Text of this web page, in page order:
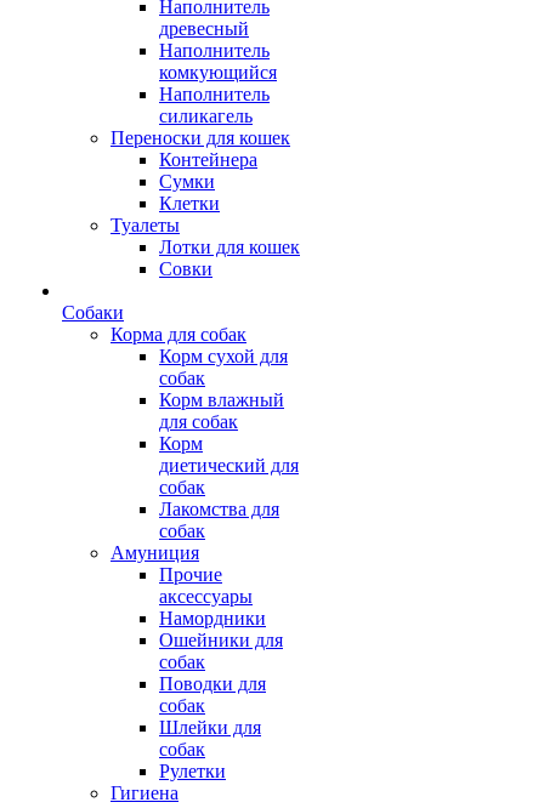
Наполнитель
древесный
Наполнитель
комкующийся
Наполнитель
силикагель
Переноски для кошек
Контейнера
Сумки
Клетки
Туалеты
Лотки для кошек
Совки
Собаки
Корма для собак
Корм сухой для
собак
Корм влажный
для собак
Корм
диетический для
собак
Лакомства для
собак
Амуниция
Прочие
аксессуары
Намордники
Ошейники для
собак
Поводки для
собак
Шлейки для
собак
Рулетки
Гигиена